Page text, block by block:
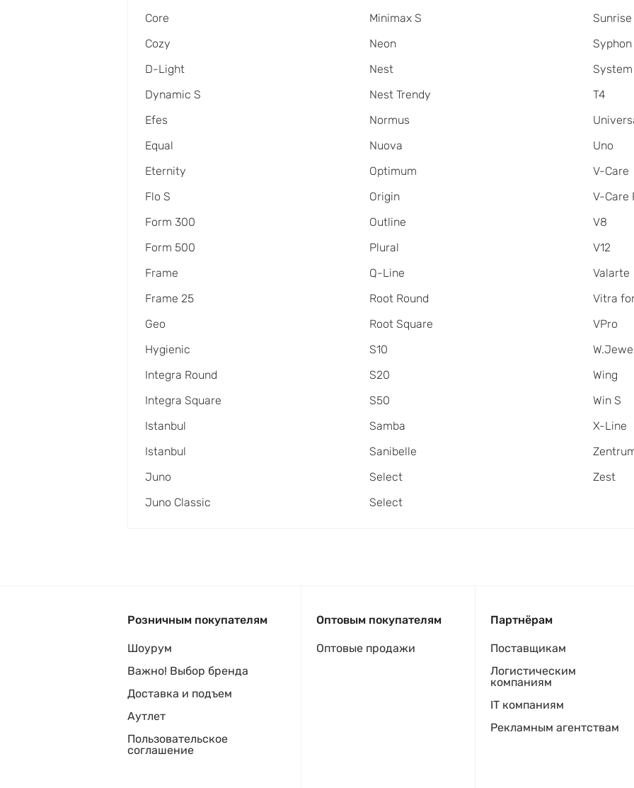
Core
Cozy
D-Light
Dynamic S
Efes
Equal
Eternity
Flo S
Form 300
Form 500
Frame
Frame 25
Geo
Hygienic
Integra Round
Integra Square
Istanbul
Istanbul
Juno
Juno Classic
Minimax S
Neon
Nest
Nest Trendy
Normus
Nuova
Optimum
Origin
Outline
Plural
Q-Line
Root Round
Root Square
S10
S20
S50
Samba
Sanibelle
Select
Select
Sunrise
Syphon
T4
Uno
V-Care
V-Care
V8
V12
Valarte
Vitra
VPro
Wing
Win S
X-Line
Zest
Розничным покупателям
Шоурум
Важно! Выбор бренда
Доставка и подъем
Аутлет
Пользовательское
соглашение
Оптовым покупателям
Оптовые продажи
Партнёрам
Поставщикам
Логистическим
компаниям
IT компаниям
Рекламным агентствам